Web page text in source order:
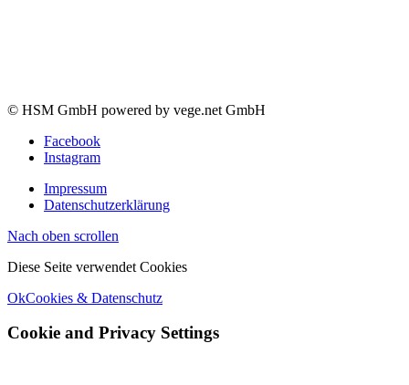
© HSM GmbH powered by vege.net GmbH
Facebook
Instagram
Impressum
Datenschutzerklärung
Nach oben scrollen
Diese Seite verwendet Cookies
OkCookies & Datenschutz
Cookie and Privacy Settings